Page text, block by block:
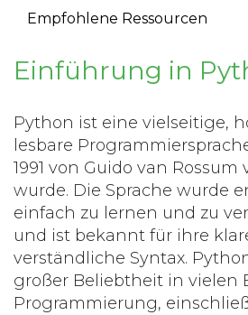
Empfohlene Ressourcen
Einführung in
Python ist eine vielseitige,
lesbare
1991 von Guido van
wurde. Die Sprache wurde
einfach zu lernen und zu
und ist bekannt für ihre
verständliche Syntax.
großer Beliebtheit in vielen
Programmierung,